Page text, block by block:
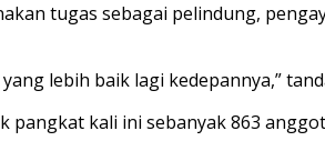
tugas sebagai pelindung,
lebih baik lagi kedepannya,”
kali ini sebanyak 863